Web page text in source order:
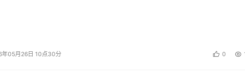
满足应用的性能和可用性要求。
集的 I/O 工作负荷而设计，这与可比的系统中的两个电脑处理器形
业务运营设计的第一个模块化存储系统。
年05月26日 10点30分 0